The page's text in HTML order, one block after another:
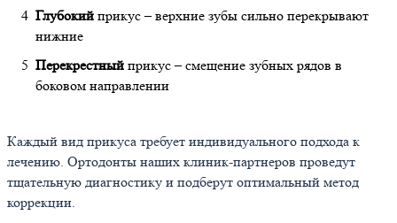
Глубокий прикус – верхние зубы сильно перекрывают
нижние
Перекрестный прикус – смещение зубных рядов в
боковом направлении
Каждый вид прикуса требует индивидуального подхода к
лечению. Ортодонты наших клиник-партнеров проведут
тщательную диагностику и подберут оптимальный метод
коррекции.